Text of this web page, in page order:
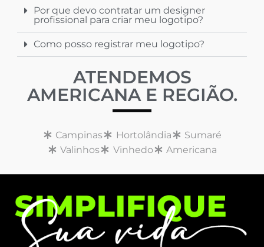
Por que devo contratar um designer
profissional para criar meu logotipo?
Como posso registrar meu logotipo?
ATENDEMOS
AMERICANA E REGIÃO.
Campinas Hortolândia
Sumaré
Valinhos
Vinhedo Americana